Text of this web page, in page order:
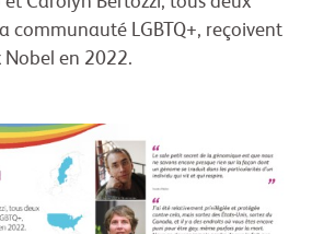
communauté LGBTQ+, reçoivent
Nobel en 2022.